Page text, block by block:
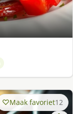
Maak favoriet12